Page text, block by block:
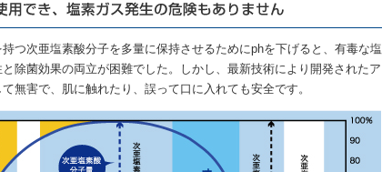
つ次亜塩素酸分子を多量に保持させるためにphを下げると、有毒な塩
除菌効果の両立が困難でした。しかし、最新技術により開発されたア
無害で、肌に触れたり、誤って口に入れても安全です。